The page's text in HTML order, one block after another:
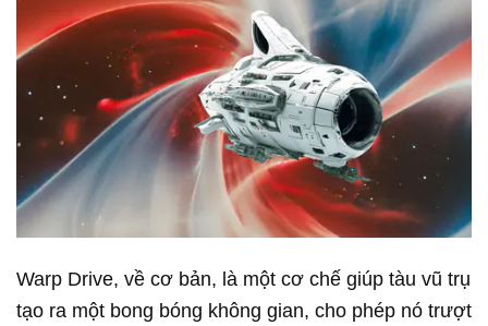
Warp Drive, về cơ bản, là một cơ chế giúp tàu vũ trụ
tạo ra một bong bóng không gian, cho phép nó trượt